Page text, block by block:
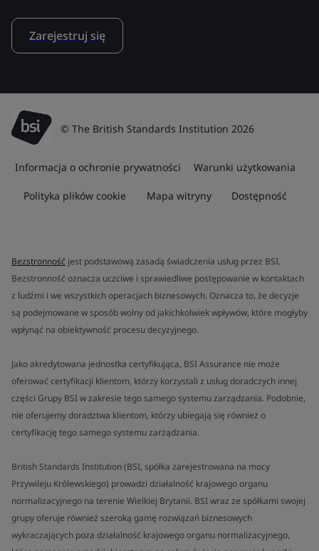
Zarejestruj się
© The British Standards Institution 2026
Informacja o ochronie prywatności Warunki użytkowania
Polityka plików cookie Mapa witryny Dostępność
Bezstronność jest podstawową zasadą świadczenia usług przez BSI.
Bezstronność oznacza uczciwe i sprawiedliwe postępowanie w kontaktach
z ludźmi i we wszystkich operacjach biznesowych. Oznacza to, że decyzje
są podejmowane w sposób wolny od jakichkolwiek wpływów, które mogłyby
wpłynąć na obiektywność procesu decyzyjnego.
Jako akredytowana jednostka certyfikująca, BSI Assurance nie może
oferować certyfikacji klientom, którzy korzystali z usług doradczych innej
części Grupy BSI w zakresie tego samego systemu zarządzania. Podobnie,
nie oferujemy doradztwa klientom, którzy ubiegają się również o
certyfikację tego samego systemu zarządzania.
British Standards Institution (BSI, spółka zarejestrowana na mocy
Przywileju Królewskiego) prowadzi działalność krajowego organu
normalizacyjnego na terenie Wielkiej Brytanii. BSI wraz ze spółkami swojej
grupy oferuje również szeroką gamę rozwiązań biznesowych
wykraczających poza działalność krajowego organu normalizacyjnego,